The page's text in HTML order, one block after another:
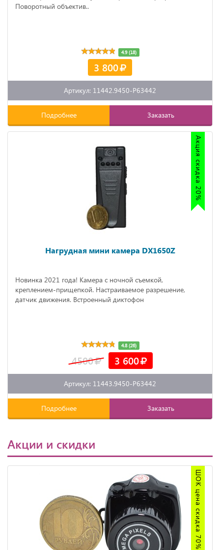
Поворотный объектив..
4.9 (18)
3 800
Артикул: 11442.9450-P63442
Подробнее Заказать
Акция скидка 20%
Нагрудная мини камера DX1650Z
Новинка 2021 года! Камера с ночной съемкой,
креплением-прищепкой. Настраиваемое разрешение,
датчик движения. Встроенный диктофон
4.8 (26)
4500 3 600
Артикул: 11443.9450-P63442
Подробнее Заказать
Акции и скидки
ШОК цена скидка 70%